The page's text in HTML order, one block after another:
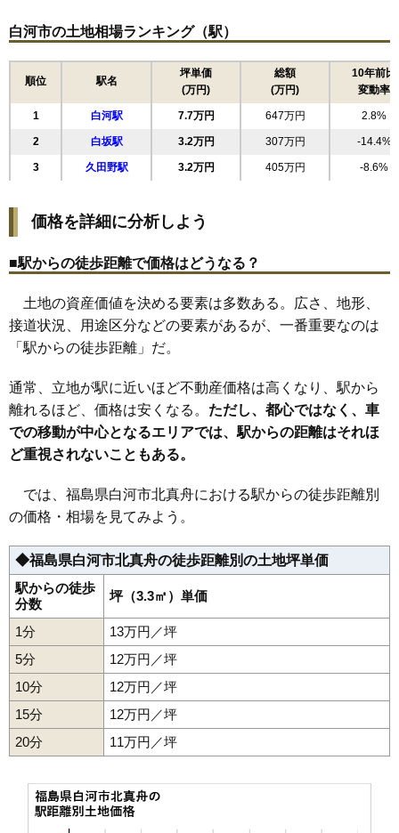
16 円明寺 12万円 815万円 12.0%
12万円 563万円 4.5%
12万円 672万円 12.8%
19 北真舟 12万円 812万円 2.4%
20 菖蒲沢 11万円 773万円 4.7%
21 金鈴 11万円 1,036万円 3.9%
23 向新蔵 11万円
25 真舟 11万円 869万円 2.4%
26 白井掛 11万円 472万円 13.2%
27 会津町 10万円 909万円 1.9%
28 中田
29 和尚壇山 10万円 578万円 11.1%
30 みさか 10万円 749万円 11.2%
31 道場小路 10万円 714万円 1.5%
32 昭和町 10万円
34 寺小路
36 番士小路 10万円 601万円
37 南真舟
38
39 天神町
40 文珠山
41 北中川原
42 古高山
43 細工町
45 三本松山
46 四ツ谷
白河市の土地相場ランキング（駅）
順位 駅名
坪単価
(万円)
総額
(万円)
10年前比
変動率
1 白河駅 7.7万円 647万円 2.8%
2 白坂駅 3.2万円 307万円 -14.4%
3 久田野駅 3.2万円 405万円 -8.6%
価格を詳細に分析しよう
■駅からの徒歩距離で価格はどうなる？
土地の資産価値を決める要素は多数ある。広さ、地形、
接道状況、用途区分などの要素があるが、一番重要なのは
「駅からの徒歩距離」だ。
通常、立地が駅に近いほど不動産価格は高くなり、駅から
離れるほど、価格は安くなる。 ただし、都心ではなく、車
での移動が中心となるエリアでは、駅からの距離はそれほ
ど重視されないこともある。
では、福島県白河市北真舟における駅からの徒歩距離別
の価格・相場を見てみよう。
◆福島県白河市北真舟の徒歩距離別の土地坪単価
駅からの徒歩
分数
坪（3.3㎡）単価
1分
13万円／坪
5分
12万円／坪
10分
12万円／坪
15分
12万円／坪
20分
11万円／坪